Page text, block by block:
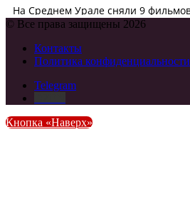
© Все права защищены 2026
Контакты
Политика конфиденциальности
Telegram
Кнопка «Наверх»